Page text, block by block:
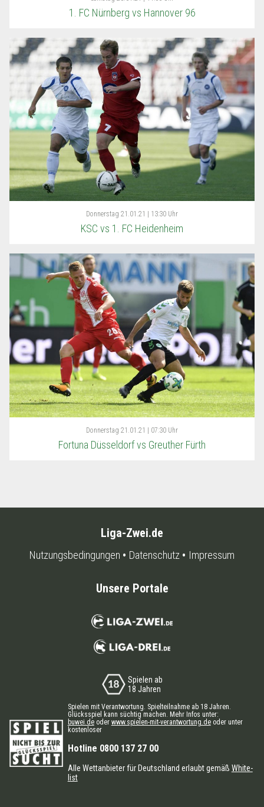
1. FC Nürnberg vs Hannover 96
Donnerstag 21.01.21 | 13:30 Uhr
KSC vs 1. FC Heidenheim
Donnerstag 21.01.21 | 07:30 Uhr
Fortuna Düsseldorf vs Greuther Fürth
Liga-Zwei.de
Nutzungsbedingungen Datenschutz Impressum
Unsere Portale
Spielen ab
18 Jahren
Spielen mit Verantwortung. Spielteilnahme ab 18 Jahren.
Glücksspiel kann süchtig machen. Mehr Infos unter:
buwei.deoder www.spielen-mit-verantwortung.deoder unter
kostenloser
Hotline 0800 137 27 00
Alle Wettanbieter für Deutschland erlaubt gemäß White-
list